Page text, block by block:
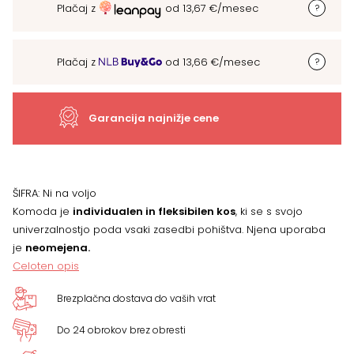
Plačaj z od 13,67 €/mesec
Plačaj z od 13,66 €/mesec
Garancija najnižje cene
ŠIFRA: Ni na voljo
Komoda je individualen in fleksibilen kos, ki se s svojo
univerzalnostjo poda vsaki zasedbi pohištva. Njena uporaba
je neomejena.
Celoten opis
Brezplačna dostava do vaših vrat
Do 24 obrokov brez obresti